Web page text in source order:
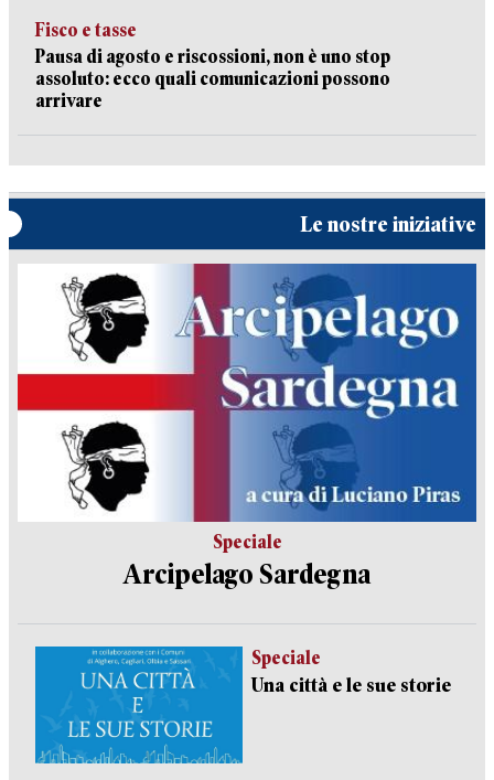
Fisco e tasse
Pausa di agosto e riscossioni, non è uno stop
assoluto: ecco quali comunicazioni possono
arrivare
Le nostre iniziative
Speciale
Arcipelago Sardegna
Speciale
Una città e le sue storie